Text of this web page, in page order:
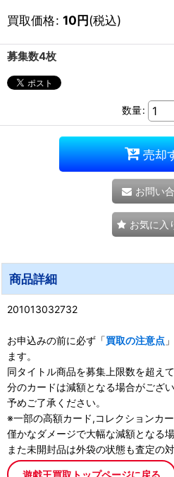
買取価格: 10円(税込)
募集数4枚
数量:
売却
お問い
お気に入
商品詳細
201013032732
お申込みの前に必ず「買取の注意点
ます。
同タイトル商品を募集上限数を超え
分のカードは減額となる場合がござい
予めご了承ください。
※一部の高額カード,コレクションカ
僅かなダメージで大幅な減額となる
また未開封品は外袋の状態も査定の
遊戯王買取トップページに戻る